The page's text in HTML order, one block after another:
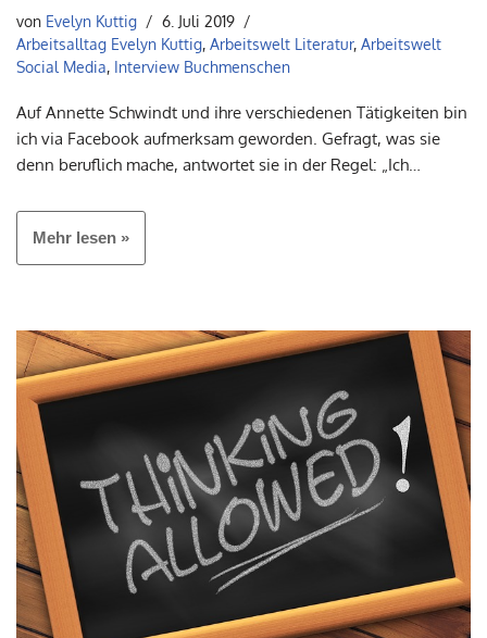
von Evelyn Kuttig
6. Juli 2019
Arbeitsalltag Evelyn Kuttig, Arbeitswelt Literatur, Arbeitswelt
Social Media, Interview Buchmenschen
Auf Annette Schwindt und ihre verschiedenen Tätigkeiten bin
ich via Facebook aufmerksam geworden. Gefragt, was sie
denn beruflich mache, antwortet sie in der Regel: „Ich…
Mehr lesen »